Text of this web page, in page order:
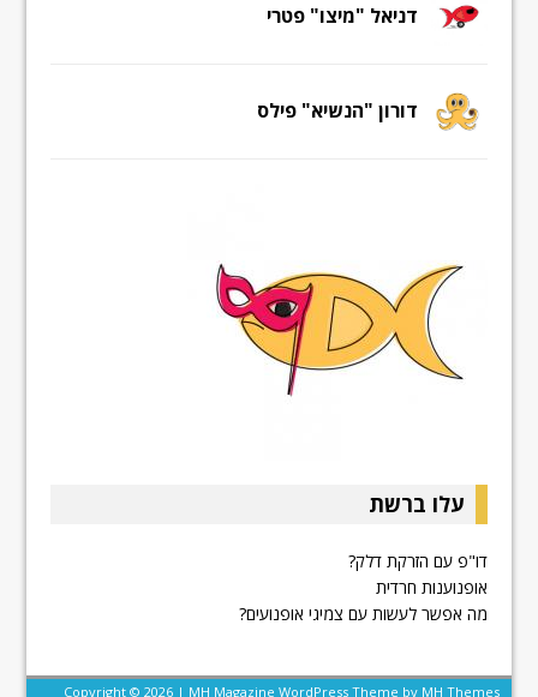
דניאל "מיצו" פטרי
דורון "הנשיא" פילס
עלו ברשת
דו"פ עם הזרקת דלק?
אופנוענות חרדית
מה אפשר לעשות עם צמיגי אופנועים?
Copyright © 2026 | MH Magazine WordPress Theme by MH Themes